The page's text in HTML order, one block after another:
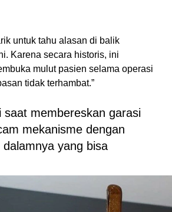
untuk tahu alasan di balik
Karena secara historis, ini
mulut pasien selama operasi
tidak terhambat.”
saat membereskan garasi
mekanisme dengan
yang bisa